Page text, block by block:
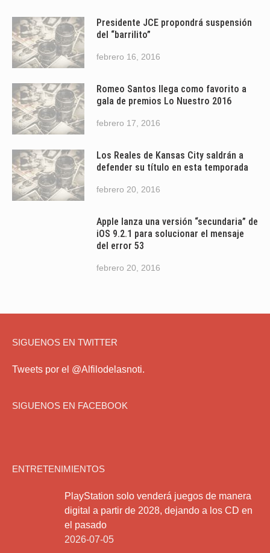
Presidente JCE propondrá suspensión
del “barrilito”
febrero 16, 2016
Romeo Santos llega como favorito a
gala de premios Lo Nuestro 2016
febrero 17, 2016
Los Reales de Kansas City saldrán a
defender su título en esta temporada
febrero 20, 2016
Apple lanza una versión “secundaria” de
iOS 9.2.1 para solucionar el mensaje
del error 53
febrero 20, 2016
SIGUENOS EN TWITTER
Tweets por el @Alfilodelasnoti.
SIGUENOS EN FACEBOOK
ENTRETENIMIENTOS
PlayStation solo venderá juegos de manera
digital a partir de 2028, dejando a los CD en
el pasado
2026-07-05